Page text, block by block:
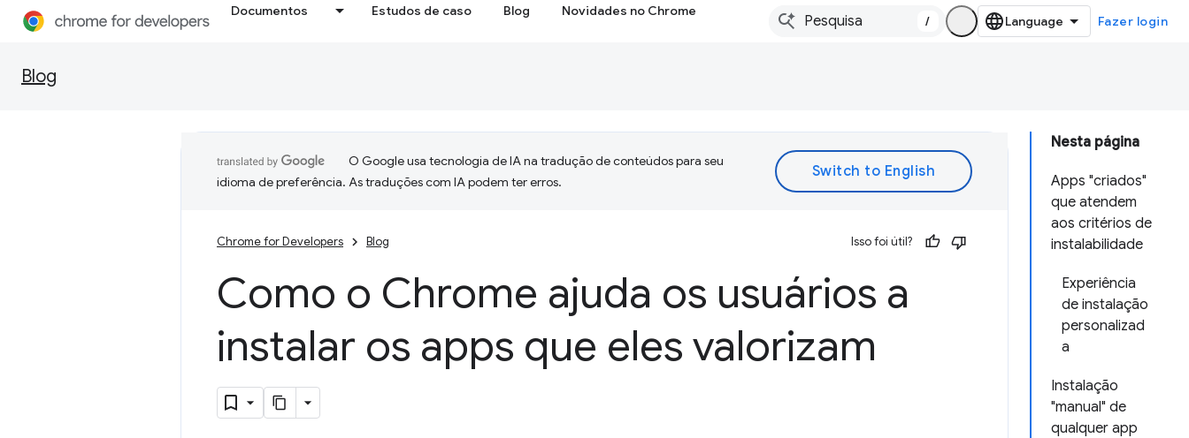
Documentos Estudos de caso Blog Novidades no Chrome
/ Fazer login
Blog
Nesta página
Apps "criados"
que atendem
aos critérios de
instalabilidade
Experiência
de instalação
personalizad
a
Instalação
"manual" de
qualquer app
O Google usa tecnologia de IA na tradução de conteúdos para seu
idioma de preferência. As traduções com IA podem ter erros.
Chrome for Developers Blog Isso foi útil?
Como o Chrome ajuda os usuários a
instalar os apps que eles valorizam